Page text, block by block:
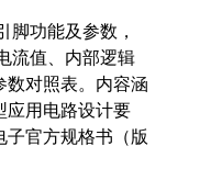
脚功能及参数，
流值、内部逻辑
数对照表。内容涵
应用电路设计要
子官方规格书（版